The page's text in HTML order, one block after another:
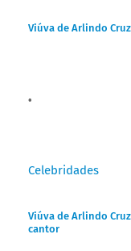
Viúva de Arlindo
Celebridades
Viúva de Arlindo
cantor